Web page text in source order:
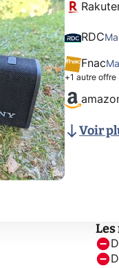
RDC
Fnac
+1 autre offre
Voir